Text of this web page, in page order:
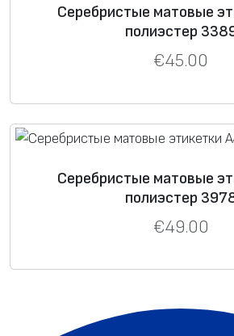
Серебристые матовые
полиэстер
€45.00
Серебристые матовые
полиэстер
€49.00